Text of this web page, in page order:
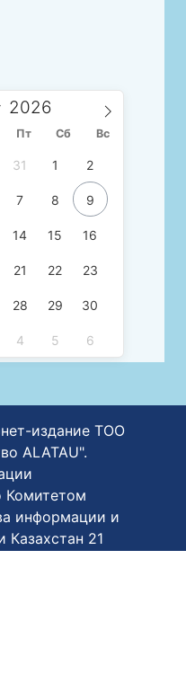
Пт Сб Вс
31 1 2
7 8 9
14 15 16
21 22 23
28 29 30
4 5 6
издание ТОО
ALATAU".
Комитетом
информации и
Казахстан 21